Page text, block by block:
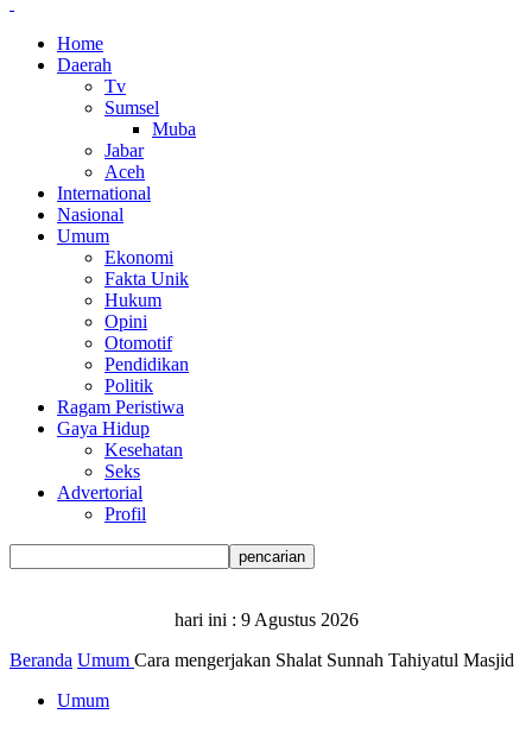
Home
Daerah
Tv
Sumsel
Muba
Jabar
Aceh
International
Nasional
Umum
Ekonomi
Fakta Unik
Hukum
Opini
Otomotif
Pendidikan
Politik
Ragam Peristiwa
Gaya Hidup
Kesehatan
Seks
Advertorial
Profil
hari ini : 9 Agustus 2026
Beranda Umum Cara mengerjakan Shalat Sunnah Tahiyatul Masjid
Umum